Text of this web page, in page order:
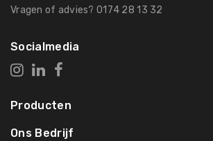
Vragen of advies? 0174 28 13 32
Socialmedia
Producten
Ons Bedrijf